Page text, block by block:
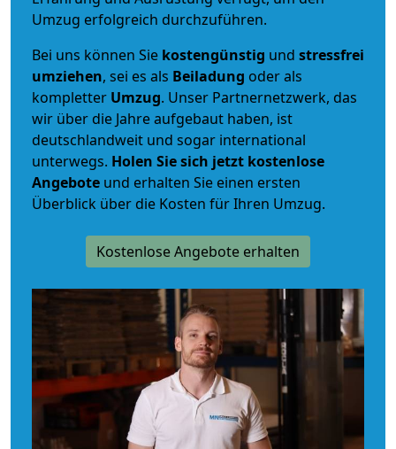
Umzug erfolgreich durchzuführen.
Bei uns können Sie kostengünstig und stressfrei
umziehen, sei es als Beiladung oder als
kompletter Umzug. Unser Partnernetzwerk, das
wir über die Jahre aufgebaut haben, ist
deutschlandweit und sogar international
unterwegs. Holen Sie sich jetzt kostenlose
Angebote und erhalten Sie einen ersten
Überblick über die Kosten für Ihren Umzug.
Kostenlose Angebote erhalten